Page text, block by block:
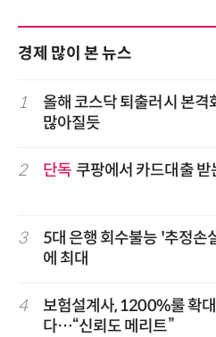
경제 많이 본 뉴스
1
올해 코스닥 퇴출러시 본
많아질듯
2 단독 쿠팡에서 카드대출 받
3
5대 은행 회수불능 '추정
에 최대
4
보험설계사, 1200%룰 확
다…“신뢰도 메리트”